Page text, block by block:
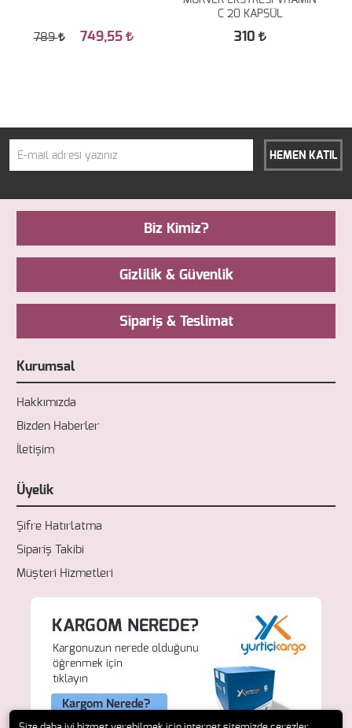
789 749,55
C 20 KAPSÜL
310
HEMEN KATIL
Biz Kimiz?
Gizlilik & Güvenlik
Sipariş & Teslimat
Kurumsal
Hakkımızda
Bizden Haberler
İletişim
Üyelik
Şifre Hatırlatma
Sipariş Takibi
Müşteri Hizmetleri